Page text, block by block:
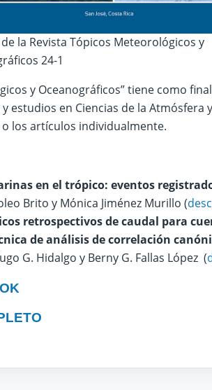
la Revista Tópicos Meteorológicos y
24-1
y Oceanográficos” tiene como
estudios en Ciencias de la Atmósfera
los artículos individualmente.
en el trópico: eventos
Brito y Mónica Jiménez Murillo (
retrospectivos de caudal para
de análisis de correlación
G. Hidalgo y Berny G. Fallas López (